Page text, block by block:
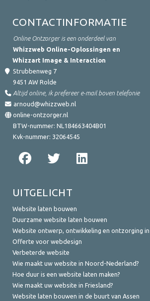
CONTACTINFORMATIE
Online Ontzorger is een onderdeel van
Whizzweb Online-Oplossingen en
Whizzart Image & Interaction
Strubbenweg 7
9451 AW Rolde
Altijd online, ik prefereer e-mail boven telefonie
arnoud@whizzweb.nl
online-ontzorger.nl
BTW-nummer: NL184663404B01
Kvk-nummer: 32064545
UITGELICHT
Website laten bouwen
Duurzame website laten bouwen
Website ontwerp, ontwikkeling en ontzorging
Offerte voor webdesign
Verbeterde website
Wie maakt uw website in Noord-Nederland?
Hoe duur is een website laten maken?
Wie maakt uw website in Friesland?
Website laten bouwen in de buurt van Assen